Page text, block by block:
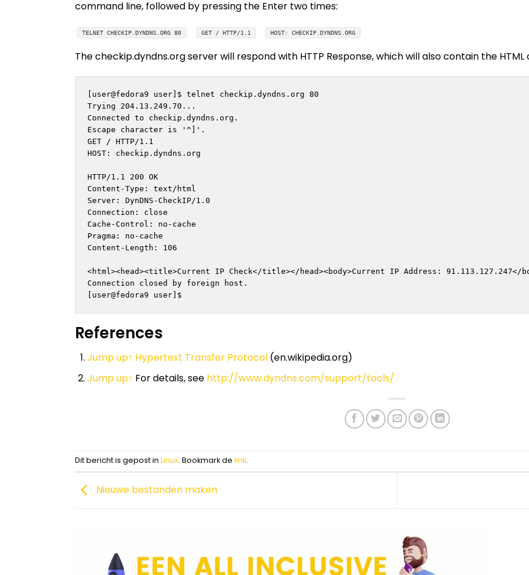
command line, followed by pressing the Enter two times:
TELNET CHECKIP.DYNDNS.ORG 80 GET / HTTP/1.1 HOST: CHECKIP.DYNDNS.ORG
The checkip.dyndns.org server will respond with HTTP Response, which will also contain the
[user@fedora9 user]$ telnet checkip.dyndns.org 80
Trying 204.13.249.70...
Connected to checkip.dyndns.org.
Escape character is '^]'.
GET / HTTP/1.1
HOST: checkip.dyndns.org
HTTP/1.1 200 OK
Content-Type: text/html
Server: DynDNS-CheckIP/1.0
Connection: close
Cache-Control: no-cache
Pragma: no-cache
Content-Length: 106
<html><head><title>Current IP Check</title></head><body>Current IP Address: 91.113.127.247</
Connection closed by foreign host.
References
Jump up↑ Hypertext Transfer Protocol(en.wikipedia.org)
Jump up↑ For details, see http://www.dyndns.com/support/tools/
Dit bericht is gepost in Linux. Bookmark de link.
Nieuwe bestanden maken